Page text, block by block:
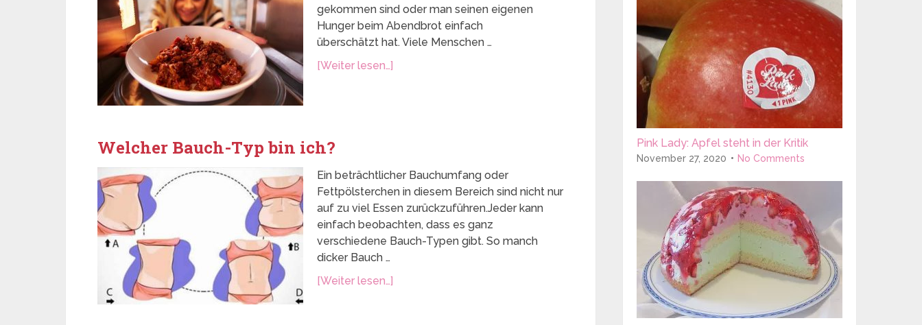
gekommen sind oder man seinen eigenen
Hunger beim Abendbrot einfach
überschätzt hat. Viele Menschen …
[Weiter lesen…]
Welcher Bauch-Typ bin ich?
Ein beträchtlicher Bauchumfang oder
Fettpölsterchen in diesem Bereich sind nicht nur
auf zu viel Essen zurückzuführen.Jeder kann
einfach beobachten, dass es ganz
verschiedene Bauch-Typen gibt. So manch
dicker Bauch …
[Weiter lesen…]
Pink Lady: Apfel steht in der Kritik
November 27, 2020 No Comments